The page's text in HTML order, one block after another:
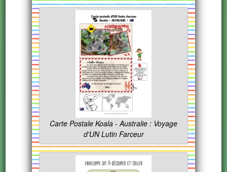
Carte Postale Koala - Australie : Voyage
d'UN Lutin Farceur